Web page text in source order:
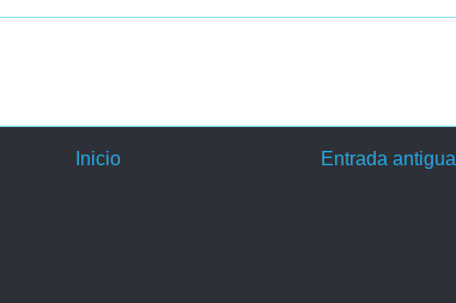
Entrada antigua
Inicio